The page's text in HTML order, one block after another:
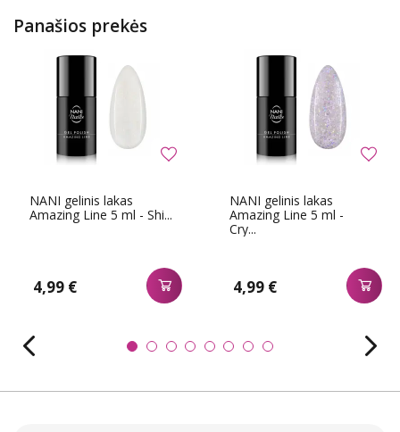
Panašios prekės
NANI gelinis lakas
Amazing Line 5 ml - Shi...
4,99 €
NANI gelinis lakas
Amazing Line 5 ml -
Cry...
4,99 €